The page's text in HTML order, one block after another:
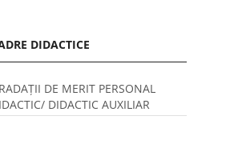
DIDACTICE
DE MERIT PERSONAL
DIDACTIC AUXILIAR